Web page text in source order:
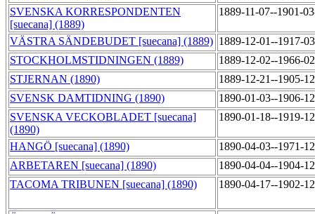
SVENSKA KORRESPONDENTEN
[suecana] (1889)
1889-11-07--1901-
VÄSTRA SÄNDEBUDET [suecana] (1889) 1889-12-01--1917-
STOCKHOLMSTIDNINGEN (1889)
1889-12-02--1966-
STJERNAN (1890)
1889-12-21--1905-
SVENSK DAMTIDNING (1890)
1890-01-03--1906-
SVENSKA VECKOBLADET [suecana]
(1890)
1890-01-18--1919-
HANGÖ [suecana] (1890)
1890-04-03--1971-
ARBETAREN [suecana] (1890)
1890-04-04--1904-
TACOMA TRIBUNEN [suecana] (1890)
1890-04-17--1902-